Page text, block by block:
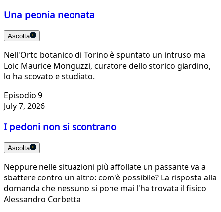
Una peonia neonata
Ascolta
Nell'Orto botanico di Torino è spuntato un intruso ma
Loic Maurice Monguzzi, curatore dello storico giardino,
lo ha scovato e studiato.
Episodio 9
July 7, 2026
I pedoni non si scontrano
Ascolta
Neppure nelle situazioni più affollate un passante va a
sbattere contro un altro: com'è possibile? La risposta alla
domanda che nessuno si pone mai l'ha trovata il fisico
Alessandro Corbetta